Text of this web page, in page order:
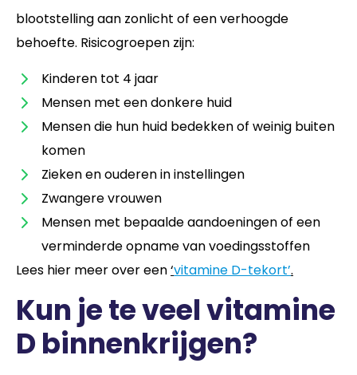
blootstelling aan zonlicht of een verhoogde
behoefte. Risicogroepen zijn:
Kinderen tot 4 jaar
Mensen met een donkere huid
Mensen die hun huid bedekken of weinig buiten
komen
Zieken en ouderen in instellingen
Zwangere vrouwen
Mensen met bepaalde aandoeningen of een
verminderde opname van voedingsstoffen
Lees hier meer over een‘vitamine D-tekort’.
Kun je te veel vitamine
D binnenkrijgen?